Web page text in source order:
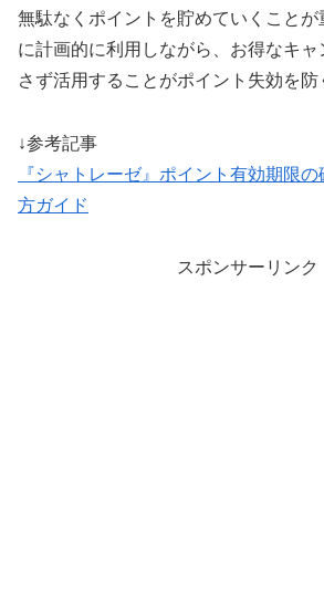
無駄なくポイントを貯めていくことが
に計画的に利用しながら、お得なキ
さず活用することがポイント失効を防
↓参考記事
『シャトレーゼ』ポイント有効期限
方ガイド
スポンサーリンク